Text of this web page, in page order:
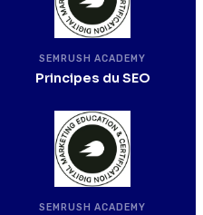
SEMRUSH ACADEMY
Principes du SEO
SEMRUSH ACADEMY